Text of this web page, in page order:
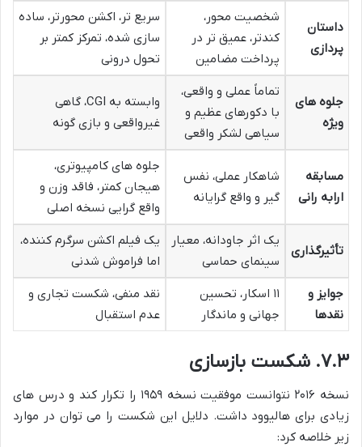
داستان
پردازی
شخصیت محور،
کندتر، عمیق تر در
پرداخت مضامین
سریع تر، اکشن محورتر، ساده
سازی شده، تمرکز کمتر بر
تحول درونی
جلوه های
ویژه
تماماً عملی و واقعی،
با دکورهای عظیم و
سیاهی لشکر واقعی
وابسته به CGI، گاهی
غیرواقعی و بازی گونه
مسابقه
ارابه رانی
شاهکار عملی، نفس
گیر و واقع گرایانه
جلوه های کامپیوتری،
هیجان کمتر، فاقد وزن و
واقع گرایی نسخه اصلی
تأثیرگذاری
یک اثر جاودانه، معیار
سینمای حماسی
یک فیلم اکشن سرگرم کننده،
اما فراموش شدنی
جوایز و
نقدها
۱۱ اسکار، تحسین
جهانی و ماندگار
نقد منفی، شکست تجاری و
عدم استقبال
۷.۳. شکست بازسازی
نسخه ۲۰۱۶ نتوانست موفقیت نسخه ۱۹۵۹ را تکرار کند و درس های
زیادی برای هالیوود داشت. دلایل این شکست را می توان در موارد
زیر خلاصه کرد: